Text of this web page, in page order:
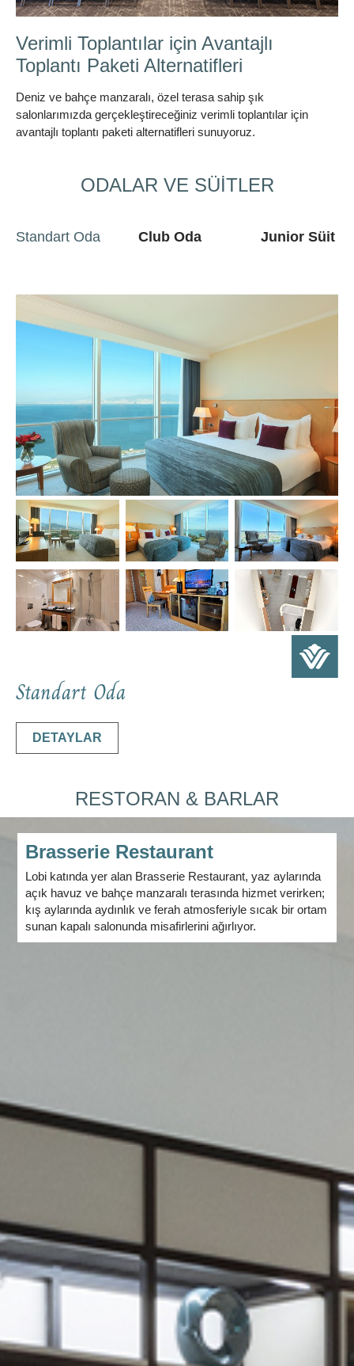
Bisikletle Bölgenin Güzelliklerini
Keşfedin
Bisikletle Bölge güzelliklerini keşfedin
ODALAR VE SÜİTLER
Standart Oda Club Oda Junior Süit
Standart Oda
DETAYLAR
RESTORAN & BARLAR
Brasserie Restaurant
Lobi katında yer alan Brasserie Restaurant, yaz aylarında
açık havuz ve bahçe manzaralı terasında hizmet verirken;
kış aylarında aydınlık ve ferah atmosferiyle sıcak bir ortam
sunan kapalı salonunda misafirlerini ağırlıyor.